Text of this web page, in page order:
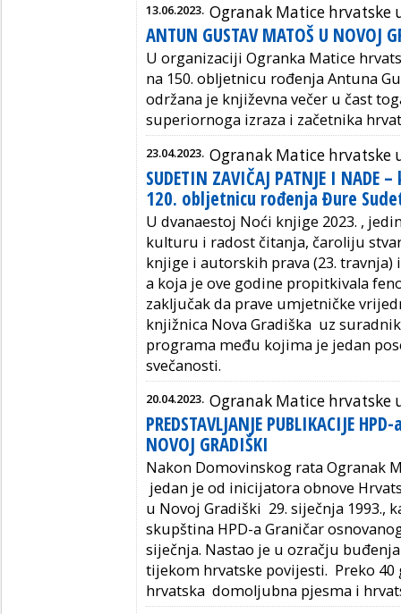
13.06.2023. Ogranak Matice hrvatske
ANTUN GUSTAV MATOŠ U NOVOJ
U organizaciji Ogranka Matice
na 150. obljetnicu rođenja Antuna
održana je književna večer u čast
superiornoga izraza i začetnika
23.04.2023. Ogranak Matice hrvatske
SUDETIN ZAVIČAJ PATNJE I
120. obljetnicu rođenja Đure
U dvanaestoj Noći knjige 2023. ,
kulturu i radost čitanja, čaroliju
knjige i autorskih prava (23. travnja)
a koja je ove godine propitkivala
zaključak da prave umjetničke
knjižnica Nova Gradiška uz
programa među kojima je jedan
svečanosti.
20.04.2023. Ogranak Matice hrvatske
PREDSTAVLJANJE PUBLIKACIJE
NOVOJ GRADIŠKI
Nakon Domovinskog rata Ogranak
jedan je od inicijatora obnove
u Novoj Gradiški 29. siječnja 1993.,
skupština HPD-a Graničar
siječnja. Nastao je u ozračju
tijekom hrvatske povijesti. Preko 40
hrvatska domoljubna pjesma i